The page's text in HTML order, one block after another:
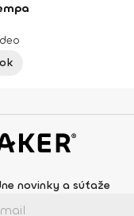
novinky a súťaže